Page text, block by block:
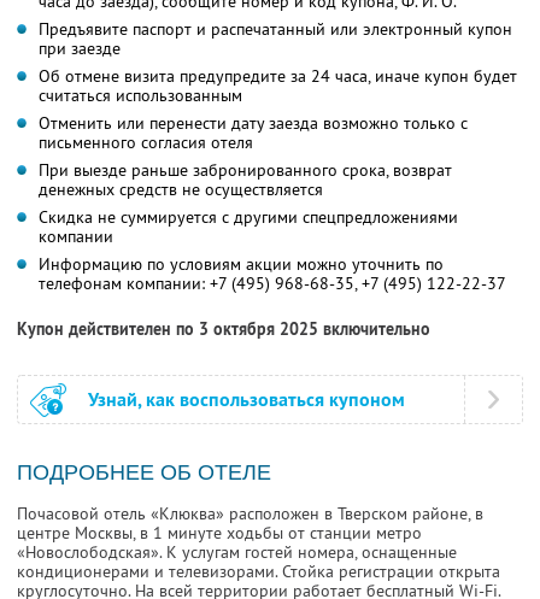
Предъявите паспорт и распечатанный или электронный купон
при заезде
Об отмене визита предупредите за 24 часа, иначе купон будет
считаться использованным
Отменить или перенести дату заезда возможно только с
письменного согласия отеля
При выезде раньше забронированного срока, возврат
денежных средств не осуществляется
Скидка не суммируется с другими спецпредложениями
компании
Информацию по условиям акции можно уточнить по
телефонам компании: +7 (495) 968-68-35, +7 (495) 122-22-37
Купон действителен по 3 октября 2025 включительно
Узнай, как воспользоваться купоном
ПОДРОБНЕЕ ОБ ОТЕЛЕ
Почасовой отель «Клюква» расположен в Тверском районе, в
центре Москвы, в 1 минуте ходьбы от станции метро
«Новослободская». К услугам гостей номера, оснащенные
кондиционерами и телевизорами. Стойка регистрации открыта
круглосуточно. На всей территории работает бесплатный Wi-Fi.